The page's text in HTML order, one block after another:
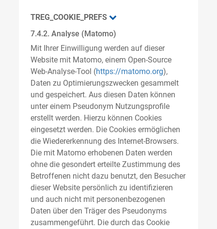
TREG_COOKIE_PREFS
7.4.2. Analyse (Matomo)
Mit Ihrer Einwilligung werden auf dieser
Website mit Matomo, einem Open-Source
Web-Analyse-Tool (https://matomo.org),
Daten zu Optimierungszwecken gesammelt
und gespeichert. Aus diesen Daten können
unter einem Pseudonym Nutzungsprofile
erstellt werden. Hierzu können Cookies
eingesetzt werden. Die Cookies ermöglichen
die Wiedererkennung des Internet-Browsers.
Die mit Matomo erhobenen Daten werden
ohne die gesondert erteilte Zustimmung des
Betroffenen nicht dazu benutzt, den Besucher
dieser Website persönlich zu identifizieren
und auch nicht mit personenbezogenen
Daten über den Träger des Pseudonyms
zusammengeführt. Die durch das Cookie